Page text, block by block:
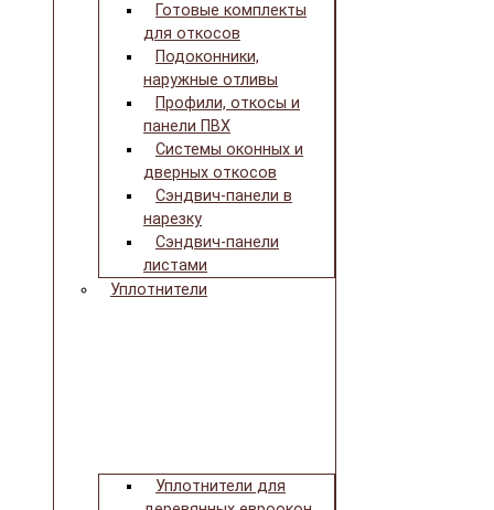
Готовые комплекты
для откосов
Подоконники,
наружные отливы
Профили, откосы и
панели ПВХ
Системы оконных и
дверных откосов
Сэндвич-панели в
нарезку
Сэндвич-панели
листами
Уплотнители
Уплотнители для